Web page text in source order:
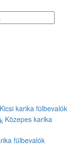
Kicsi karika fülbevalók
Közepes karika
fülbevalók